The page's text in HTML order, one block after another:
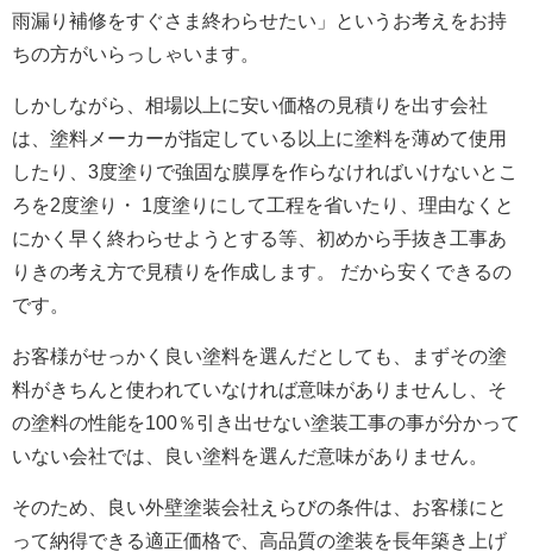
雨漏り補修をすぐさま終わらせたい」というお考えをお持
ちの方がいらっしゃいます。
しかしながら、相場以上に安い価格の見積りを出す会社
は、塗料メーカーが指定している以上に塗料を薄めて使用
したり、3度塗りで強固な膜厚を作らなければいけないとこ
ろを2度塗り・ 1度塗りにして工程を省いたり、理由なくと
にかく早く終わらせようとする等、初めから手抜き工事あ
りきの考え方で見積りを作成します。 だから安くできるの
です。
お客様がせっかく良い塗料を選んだとしても、まずその塗
料がきちんと使われていなければ意味がありませんし、そ
の塗料の性能を100％引き出せない塗装工事の事が分かって
いない会社では、良い塗料を選んだ意味がありません。
そのため、良い外壁塗装会社えらびの条件は、お客様にと
って納得できる適正価格で、高品質の塗装を長年築き上げ